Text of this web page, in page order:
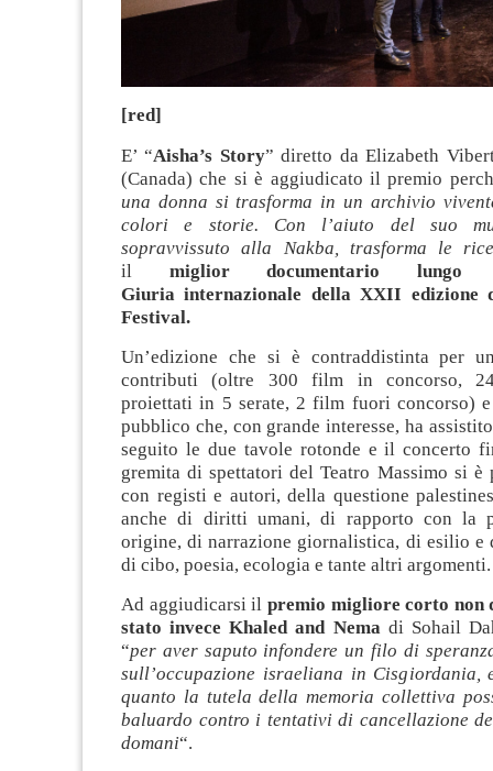
[red]
E’ “Aisha’s Story” diretto da Elizabeth
(Canada) che si è aggiudicato il premio
una donna si trasforma in un archivio
colori e storie. Con l’aiuto del suo
sopravvissuto alla Nakba, trasforma le
il miglior documentario lungo
Giuria internazionale della XXII
Festival.
Un’edizione che si è contraddistinta per
contributi (oltre 300 film in concorso,
proiettati in 5 serate, 2 film fuori concorso)
pubblico che, con grande interesse, ha
seguito le due tavole rotonde e il concerto
gremita di spettatori del Teatro Massimo si è
con registi e autori, della questione
anche di diritti umani, di rapporto con la
origine, di narrazione giornalistica, di esilio e
di cibo, poesia, ecologia e tante altri
Ad aggiudicarsi il premio migliore corto non
stato invece Khaled and Nema di Sohail
“per aver saputo infondere un filo di
sull’occupazione israeliana in Cisgiordania,
quanto la tutela della memoria collettiva
baluardo contro i tentativi di cancellazione
domani“.